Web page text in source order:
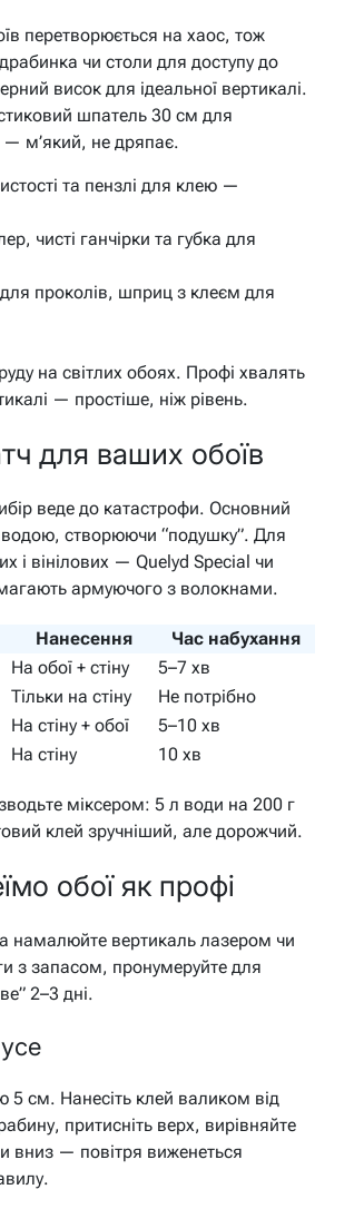
перетворюється на хаос, тож
чи столи для доступу до
висок для ідеальної вертикалі.
шпатель 30 см для
м’який, не дряпає.
та пензлі для клею —
чисті ганчірки та губка для
проколів, шприц з клеєм для
на світлих обоях. Профі хвалять
— простіше, ніж рівень.
для ваших обоїв
веде до катастрофи. Основний
створюючи “подушку”. Для
і вінілових — Quelyd Special чи
армуючого з волокнами.
Нанесення
Час набухання
На обої + стіну
5–7 хв
Тільки на стіну
Не потрібно
На стіну + обої
5–10 хв
На стіну 10 хв
міксером: 5 л води на 200 г
клей зручніший, але дорожчий.
обої як профі
намалюйте вертикаль лазером чи
з запасом, пронумеруйте для
2–3 дні.
5 см. Нанесіть клей валиком від
притисніть верх, вирівняйте
вниз — повітря виженеться